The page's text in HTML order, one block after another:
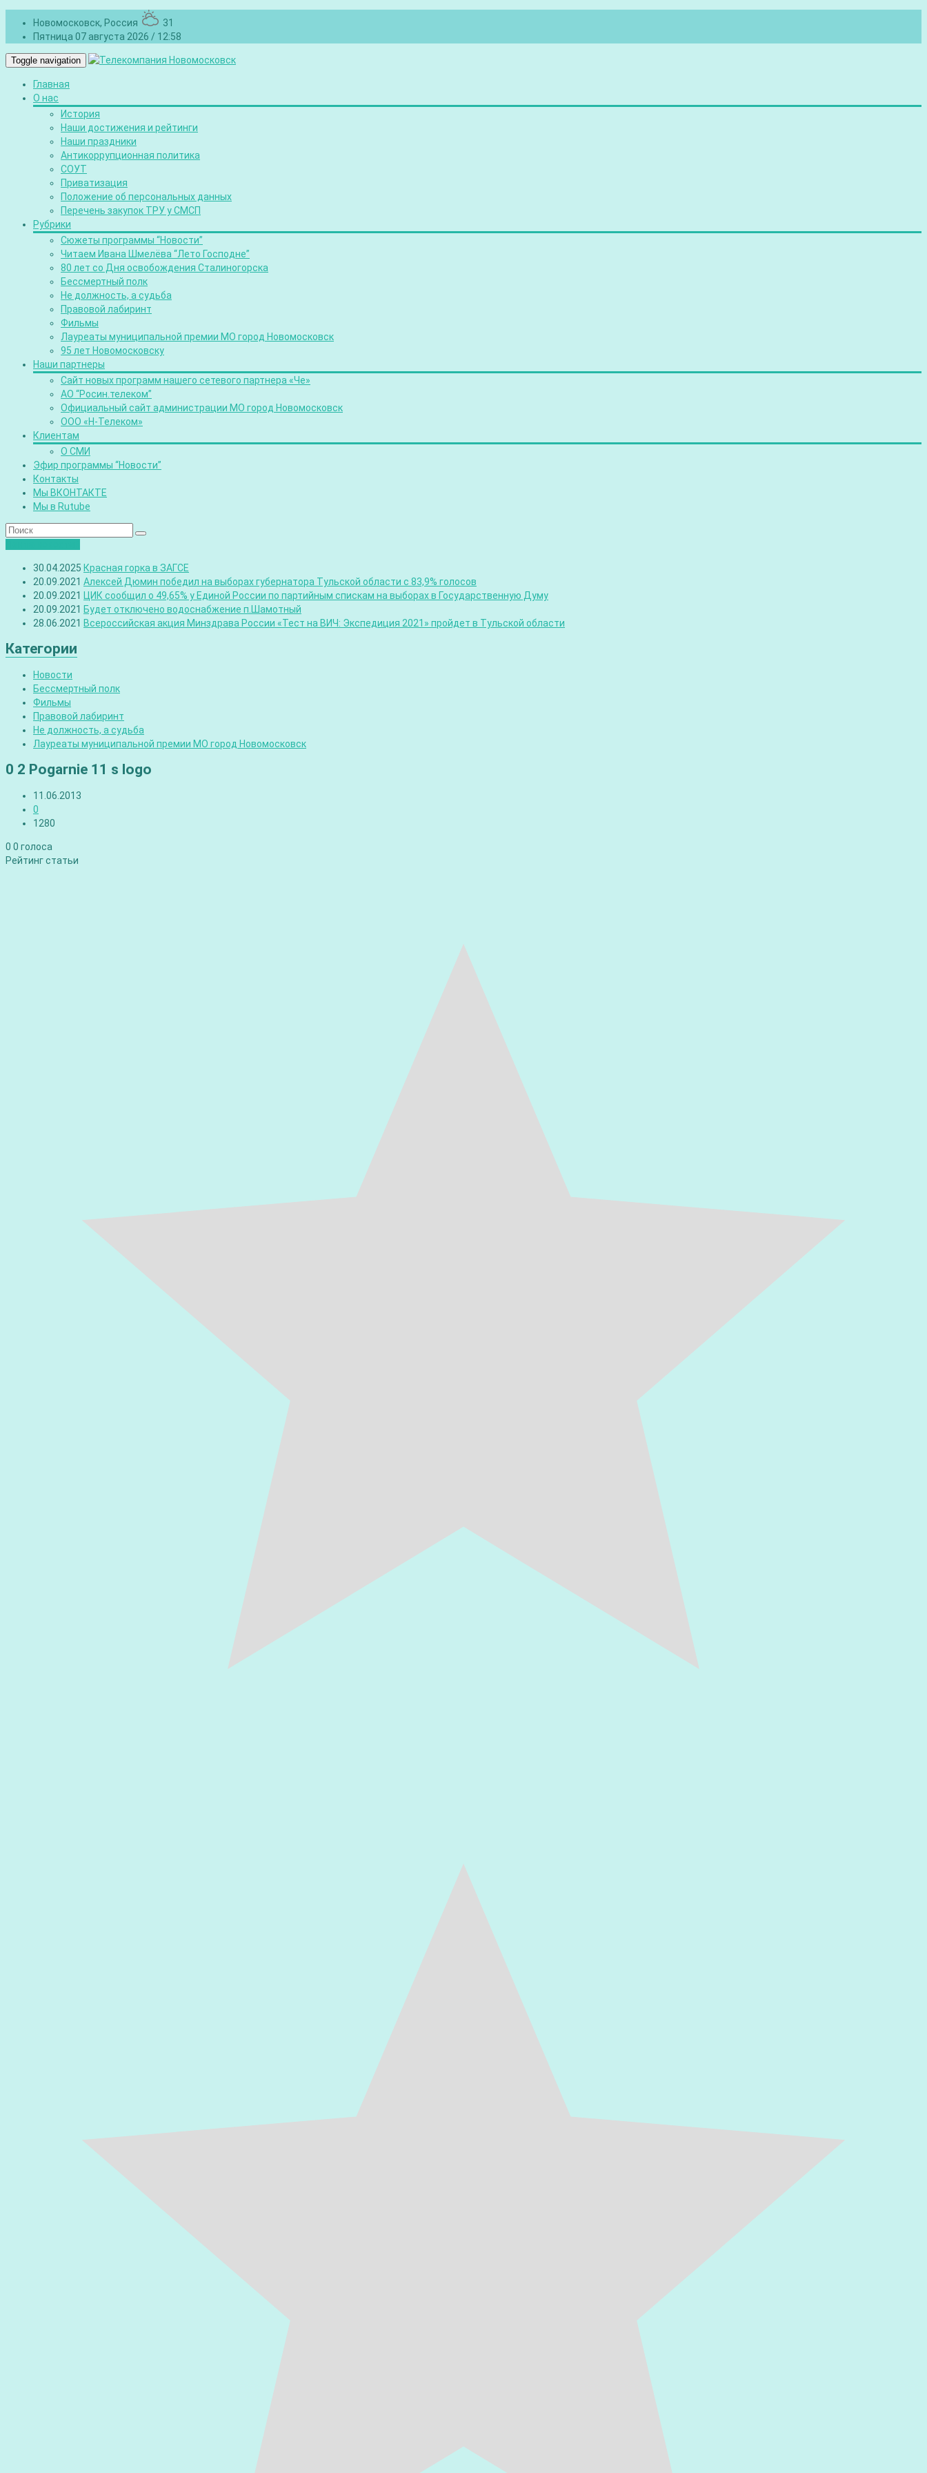
Новомосковск, Россия
31
Пятница 07 августа 2026 / 12:58
Toggle navigation
Главная
О нас
История
Наши достижения и рейтинги
Наши праздники
Антикоррупционная политика
СОУТ
Приватизация
Положение об персональных данных
Перечень закупок ТРУ у СМСП
Рубрики
Сюжеты программы “Новости”
Читаем Ивана Шмелёва “Лето Господне”
80 лет со Дня освобождения Сталиногорска
Бессмертный полк
Не должность, а судьба
Правовой лабиринт
Фильмы
Лауреаты муниципальной премии МО город Новомосковск
95 лет Новомосковску
Наши партнеры
Сайт новых программ нашего сетевого партнера «Че»
АО “Росин.телеком”
Официальный сайт администрации МО город Новомосковск
ООО «Н-Телеком»
Клиентам
О СМИ
Эфир программы “Новости”
Контакты
Мы ВКОНТАКТЕ
Мы в Rutube
30.04.2025 Красная горка в ЗАГСЕ
20.09.2021 Алексей Дюмин победил на выборах губернатора Тульской области с 83,9% голосов
20.09.2021 ЦИК сообщил о 49,65% у Единой России по партийным спискам на выборах в Государственную Думу
20.09.2021 Будет отключено водоснабжение п.Шамотный
28.06.2021 Всероссийская акция Минздрава России «Тест на ВИЧ: Экспедиция 2021» пройдет в Тульской области
Категории
Новости
Бессмертный полк
Фильмы
Правовой лабиринт
Не должность, а судьба
Лауреаты муниципальной премии МО город Новомосковск
0 2 Pogarnie 11 s logo
11.06.2013
0
1280
0 0 голоса
Рейтинг статьи